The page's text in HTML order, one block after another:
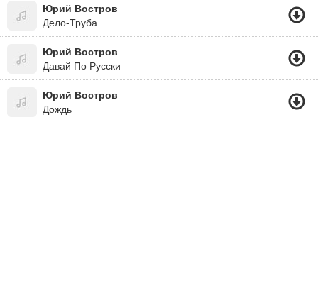
Юрий Востров
Дело-Труба
Юрий Востров
Давай По Русски
Юрий Востров
Дождь